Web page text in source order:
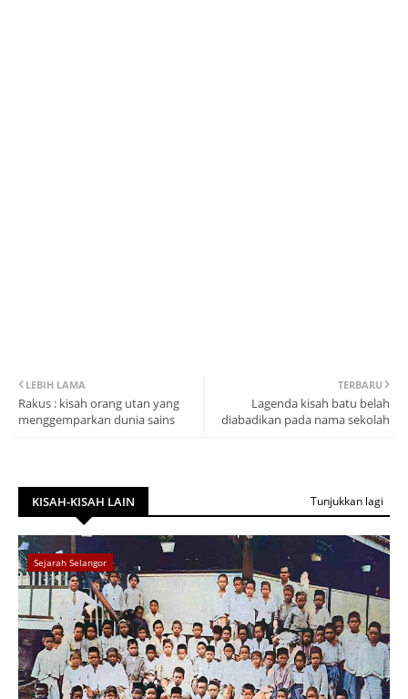
TERBARU
Lagenda kisah batu belah
diabadikan pada nama sekolah
LEBIH LAMA
Rakus : kisah orang utan yang
menggemparkan dunia sains
KISAH-KISAH LAIN Tunjukkan lagi
Sejarah Selangor